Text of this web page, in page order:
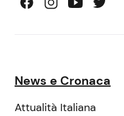
News e Cronaca
Attualità Italiana